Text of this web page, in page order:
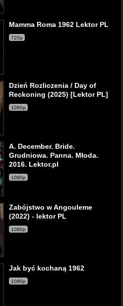
Mamma Roma 1962 Lektor PL
720p
Dzień Rozliczenia / Day of
Reckoning (2025) [Lektor PL]
1080p
A. December. Bride.
Grudniowa. Panna. Młoda.
2016. Lektor.pl
1080p
Zabójstwo w Angouleme
(2022) - lektor PL
1080p
Jak być kochaną 1962
1080p